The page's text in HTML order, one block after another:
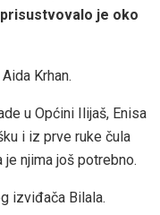
je oko
Krhan.
u Općini Ilijaš, Enisa
i iz prve ruke čula
njima još potrebno.
izviđača Bilala.